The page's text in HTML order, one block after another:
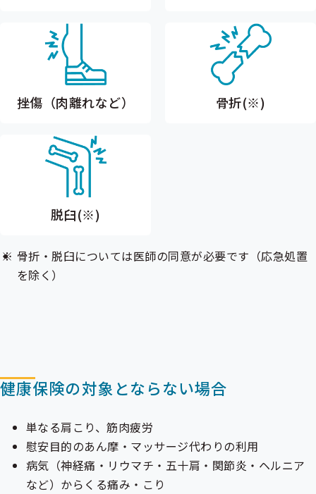
挫傷（肉離れなど） 骨折(※)
脱臼(※)
骨折・脱臼については医師の同意が必要です（応急処置
を除く）
健康保険の対象とならない場合
単なる肩こり、筋肉疲労
慰安目的のあん摩・マッサージ代わりの利用
病気（神経痛・リウマチ・五十肩・関節炎・ヘルニア
など）からくる痛み・こり